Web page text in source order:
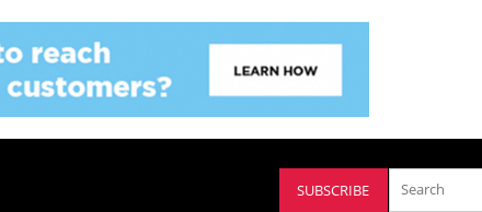
SUBSCRIBE